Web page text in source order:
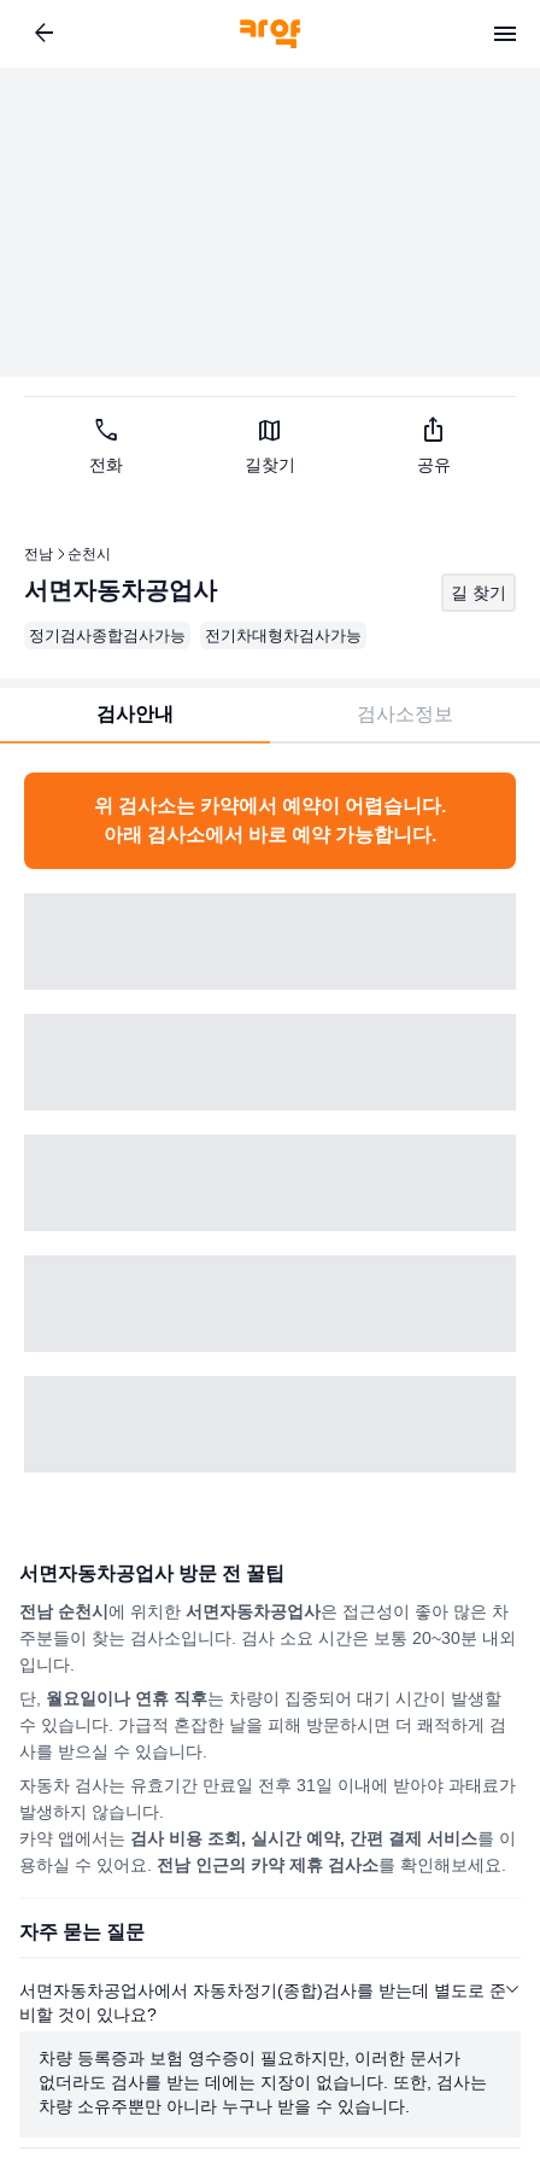
arrow_back
call
전화
map
길찾기
ios_share
공유
전남 순천시
서면자동차공업사 길 찾기
정기검사종합검사가능 전기차대형차검사가능
검사안내 검사소정보
위 검사소는 카약에서 예약이 어렵습니다.
아래 검사소에서 바로 예약 가능합니다.
서면자동차공업사방문 전 꿀팁
전남 순천시 에 위치한 서면자동차공업사은 접근성이 좋아 많은 차
주분들이 찾는 검사소입니다. 검사 소요 시간은 보통 20~30분 내외
입니다.
단, 월요일이나 연휴 직후는 차량이 집중되어 대기 시간이 발생할
수 있습니다. 가급적 혼잡한 날을 피해 방문하시면 더 쾌적하게 검
사를 받으실 수 있습니다.
자동차 검사는 유효기간 만료일 전후 31일 이내에 받아야 과태료가
발생하지 않습니다.
카약 앱에서는 검사 비용 조회, 실시간 예약, 간편 결제 서비스를 이
용하실 수 있어요. 전남인근의 카약 제휴 검사소를 확인해보세요.
자주 묻는 질문
서면자동차공업사에서 자동차정기(종합)검사를 받는데 별도로 준
비할 것이 있나요?
차량 등록증과 보험 영수증이 필요하지만, 이러한 문서가
없더라도 검사를 받는 데에는 지장이 없습니다. 또한, 검사는
차량 소유주뿐만 아니라 누구나 받을 수 있습니다.